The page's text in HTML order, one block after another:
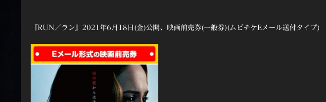
『RUN／ラン』2021年6月18日(金)公開、映画前売券(一般券)(ムビチケEメール送付タイプ)